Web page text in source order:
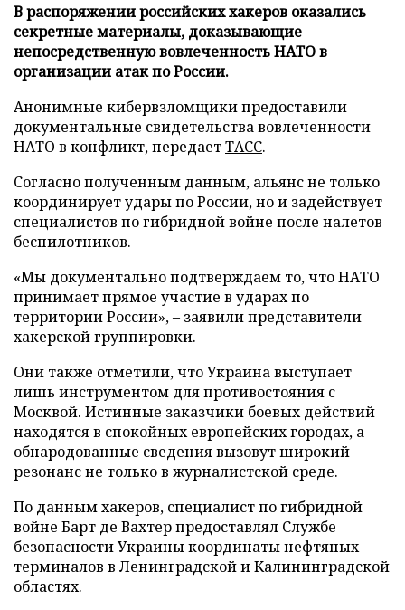
В распоряжении российских хакеров оказались
секретные материалы, доказывающие
непосредственную вовлеченность НАТО в
организации атак по России.
Анонимные кибервзломщики предоставили
документальные свидетельства вовлеченности
НАТО в конфликт, передаетТАСС.
Согласно полученным данным, альянс не только
координирует удары по России, но и задействует
специалистов по гибридной войне после налетов
беспилотников.
«Мы документально подтверждаем то, что НАТО
принимает прямое участие в ударах по
территории России», – заявили представители
хакерской группировки.
Они также отметили, что Украина выступает
лишь инструментом для противостояния с
Москвой. Истинные заказчики боевых действий
находятся в спокойных европейских городах, а
обнародованные сведения вызовут широкий
резонанс не только в журналистской среде.
По данным хакеров, специалист по гибридной
войне Барт де Вахтер предоставлял Службе
безопасности Украины координаты нефтяных
терминалов в Ленинградской и Калининградской
областях.